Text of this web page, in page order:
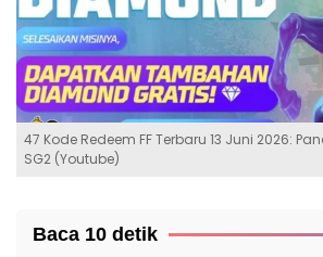
47 Kode Redeem FF Terbaru 13 Juni 2026:
SG2 (Youtube)
Baca 10 detik